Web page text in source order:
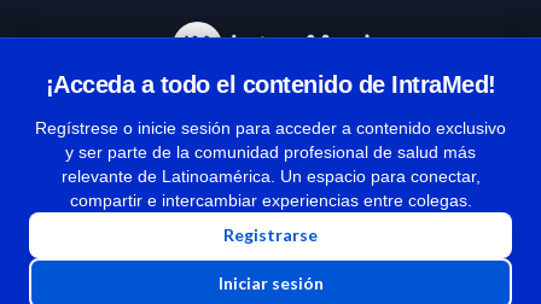
¡Acceda a todo el contenido de IntraMed!
Regístrese o inicie sesión para acceder a contenido exclusivo
y ser parte de la comunidad profesional de salud más
relevante de Latinoamérica. Un espacio para conectar,
compartir e intercambiar experiencias entre colegas.
Registrarse
Iniciar sesión
Términos y condiciones
| Políticas de privacidad
| Todos los derechos reservados | Copyright 1997-2026